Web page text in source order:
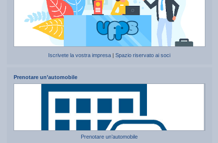
Iscrivete la vostra impresa |Spazio riservato ai soci
Prenotare un’automobile
Prenotare un’automobile